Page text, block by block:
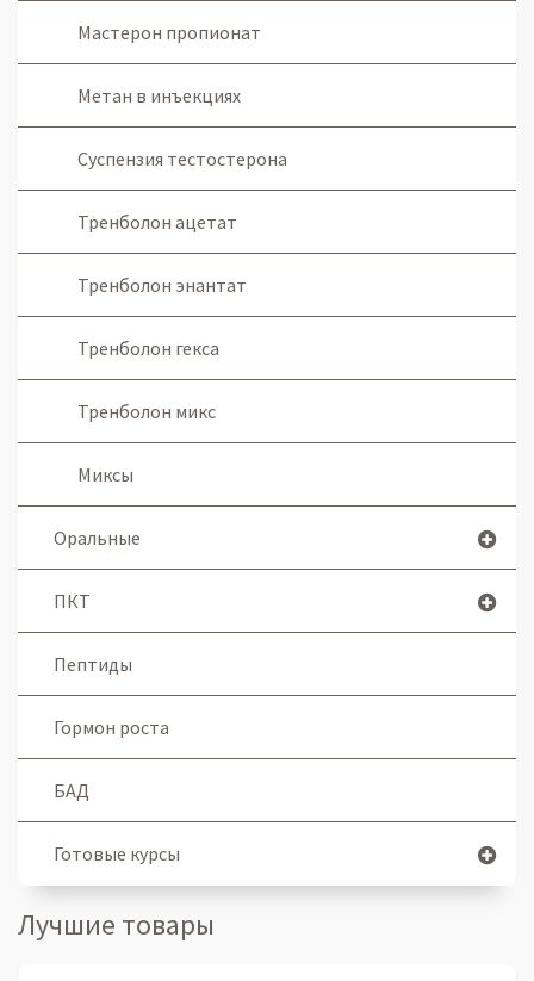
Мастерон пропионат
Метан в инъекциях
Суспензия тестостерона
Тренболон ацетат
Тренболон энантат
Тренболон гекса
Тренболон микс
Миксы
Оральные
ПКТ
Пептиды
Гормон роста
БАД
Готовые курсы
Лучшие товары